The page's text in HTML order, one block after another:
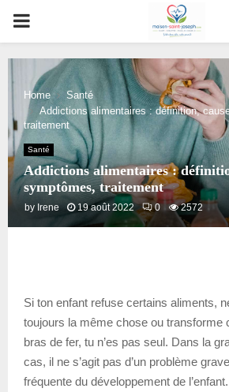
PRIMARY
MENU
Home
Santé
Addictions alimentaires : définition,
traitement
Santé
Addictions alimentaires :
symptômes, traitement
by Irene 19 août 2022 0 2572
Si ton enfant refuse certains aliments,
toujours la même chose ou transforme
bras de fer, tu n’es pas seul. Dans la
cas, il ne s’agit pas d’un problème
fréquente du développement de